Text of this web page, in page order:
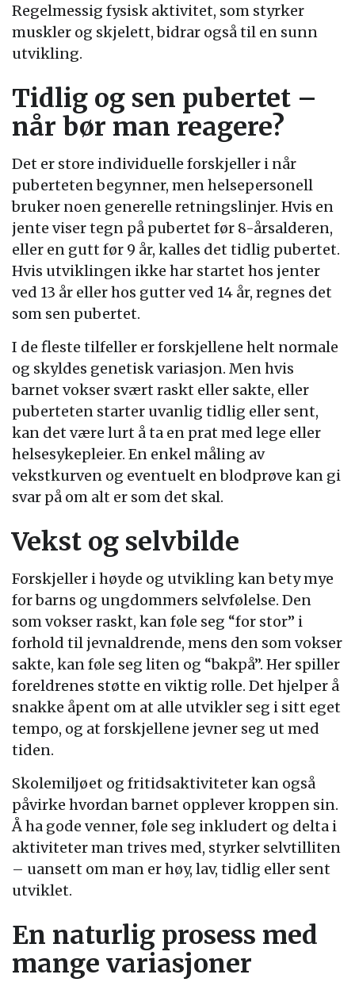
Regelmessig fysisk aktivitet, som styrker
muskler og skjelett, bidrar også til en sunn
utvikling.
Tidlig og sen pubertet –
når bør man reagere?
Det er store individuelle forskjeller i når
puberteten begynner, men helsepersonell
bruker noen generelle retningslinjer. Hvis en
jente viser tegn på pubertet før 8-årsalderen,
eller en gutt før 9 år, kalles det tidlig pubertet.
Hvis utviklingen ikke har startet hos jenter
ved 13 år eller hos gutter ved 14 år, regnes det
som sen pubertet.
I de fleste tilfeller er forskjellene helt normale
og skyldes genetisk variasjon. Men hvis
barnet vokser svært raskt eller sakte, eller
puberteten starter uvanlig tidlig eller sent,
kan det være lurt å ta en prat med lege eller
helsesykepleier. En enkel måling av
vekstkurven og eventuelt en blodprøve kan gi
svar på om alt er som det skal.
Vekst og selvbilde
Forskjeller i høyde og utvikling kan bety mye
for barns og ungdommers selvfølelse. Den
som vokser raskt, kan føle seg “for stor” i
forhold til jevnaldrende, mens den som vokser
sakte, kan føle seg liten og “bakpå”. Her spiller
foreldrenes støtte en viktig rolle. Det hjelper å
snakke åpent om at alle utvikler seg i sitt eget
tempo, og at forskjellene jevner seg ut med
tiden.
Skolemiljøet og fritidsaktiviteter kan også
påvirke hvordan barnet opplever kroppen sin.
Å ha gode venner, føle seg inkludert og delta i
aktiviteter man trives med, styrker selvtilliten
– uansett om man er høy, lav, tidlig eller sent
utviklet.
En naturlig prosess med
mange variasjoner